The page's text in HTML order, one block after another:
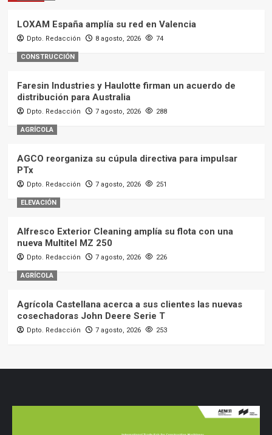
LOXAM España amplía su red en Valencia
Dpto. Redacción 8 agosto, 2026 74
CONSTRUCCIÓN
Faresin Industries y Haulotte firman un acuerdo de
distribución para Australia
Dpto. Redacción 7 agosto, 2026 288
AGRÍCOLA
AGCO reorganiza su cúpula directiva para impulsar
PTx
Dpto. Redacción 7 agosto, 2026 251
ELEVACIÓN
Alfresco Exterior Cleaning amplía su flota con una
nueva Multitel MZ 250
Dpto. Redacción 7 agosto, 2026 226
AGRÍCOLA
Agrícola Castellana acerca a sus clientes las nuevas
cosechadoras John Deere Serie T
Dpto. Redacción 7 agosto, 2026 253